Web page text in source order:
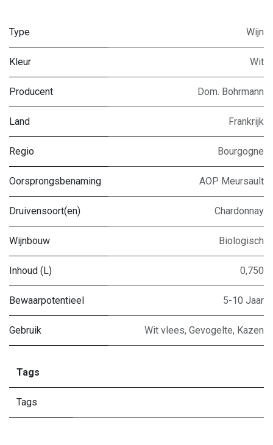
Type Wijn
Kleur Wit
Producent Dom. Bohrmann
Land Frankrijk
Regio Bourgogne
Oorsprongsbenaming AOP Meursault
Druivensoort(en) Chardonnay
Wijnbouw Biologisch
Inhoud (L) 0,750
Bewaarpotentieel 5-10 Jaar
Gebruik Wit vlees, Gevogelte, Kazen
Tags
Tags